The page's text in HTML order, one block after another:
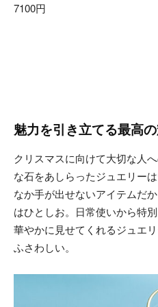
7100円
魅力を引き立てる最高
クリスマスに向けて大切な人
な石をあしらったジュエリー
なか手が出せないアイテムだ
はひとしお。日常使いから特
華やかに見せてくれるジュエ
ふさわしい。